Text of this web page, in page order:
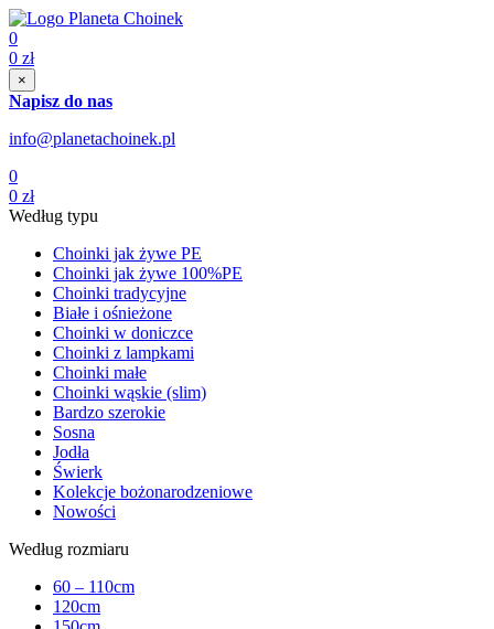
0
0 zł
×
Napisz do nas
info@planetachoinek.pl
0
0 zł
Według typu
Choinki jak żywe PE
Choinki jak żywe 100%PE
Choinki tradycyjne
Białe i ośnieżone
Choinki w doniczce
Choinki z lampkami
Choinki małe
Choinki wąskie (slim)
Bardzo szerokie
Sosna
Jodła
Świerk
Kolekcje bożonarodzeniowe
Nowości
Według rozmiaru
60 – 110cm
120cm